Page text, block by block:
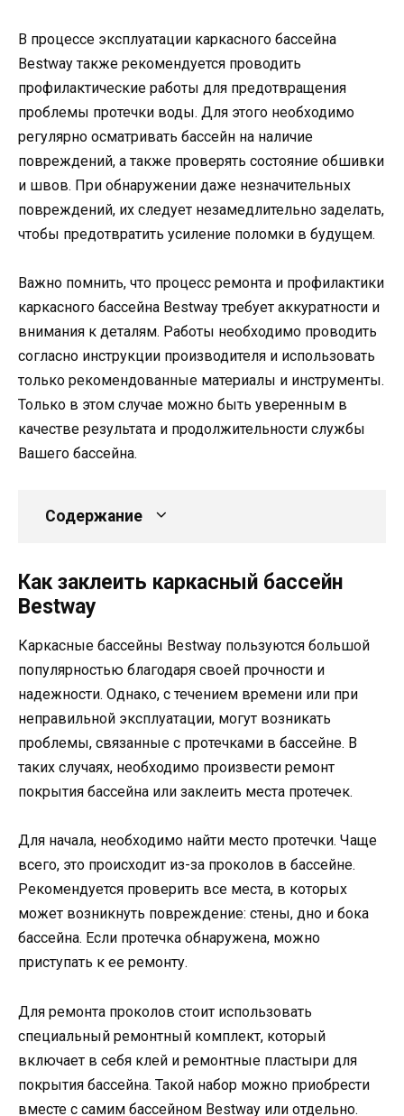
В процессе эксплуатации каркасного бассейна
Bestway также рекомендуется проводить
профилактические работы для предотвращения
проблемы протечки воды. Для этого необходимо
регулярно осматривать бассейн на наличие
повреждений, а также проверять состояние обшивки
и швов. При обнаружении даже незначительных
повреждений, их следует незамедлительно заделать,
чтобы предотвратить усиление поломки в будущем.
Важно помнить, что процесс ремонта и профилактики
каркасного бассейна Bestway требует аккуратности и
внимания к деталям. Работы необходимо проводить
согласно инструкции производителя и использовать
только рекомендованные материалы и инструменты.
Только в этом случае можно быть уверенным в
качестве результата и продолжительности службы
Вашего бассейна.
Содержание
Как заклеить каркасный бассейн
Bestway
Каркасные бассейны Bestway пользуются большой
популярностью благодаря своей прочности и
надежности. Однако, с течением времени или при
неправильной эксплуатации, могут возникать
проблемы, связанные с протечками в бассейне. В
таких случаях, необходимо произвести ремонт
покрытия бассейна или заклеить места протечек.
Для начала, необходимо найти место протечки. Чаще
всего, это происходит из-за проколов в бассейне.
Рекомендуется проверить все места, в которых
может возникнуть повреждение: стены, дно и бока
бассейна. Если протечка обнаружена, можно
приступать к ее ремонту.
Для ремонта проколов стоит использовать
специальный ремонтный комплект, который
включает в себя клей и ремонтные пластыри для
покрытия бассейна. Такой набор можно приобрести
вместе с самим бассейном Bestway или отдельно.